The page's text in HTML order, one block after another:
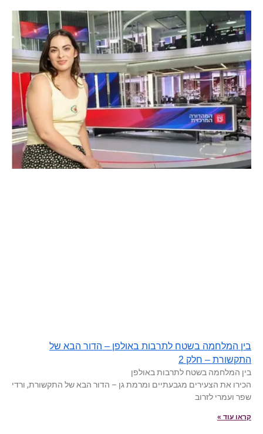
בין המלחמה בשטח לתרבות באולפן – הדור הבא של
התקשורת – חלק 2
בין המלחמה בשטח לתרבות באולפן
הכירו את הצעירים מגבעתיים ומרמת גן – הדור הבא של התקשורת, ורדי
שפר ועמרי לזרוב
קראו עוד »